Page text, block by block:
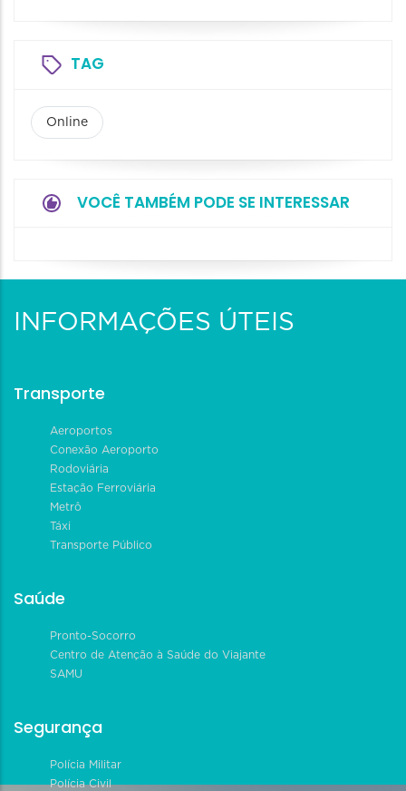
TAG
Online
VOCÊ TAMBÉM PODE SE INTERESSAR
INFORMAÇÕES ÚTEIS
Transporte
Aeroportos
Conexão Aeroporto
Rodoviária
Estação Ferroviária
Metrô
Táxi
Transporte Público
Saúde
Pronto-Socorro
Centro de Atenção à Saúde do Viajante
SAMU
Segurança
Polícia Militar
Polícia Civil